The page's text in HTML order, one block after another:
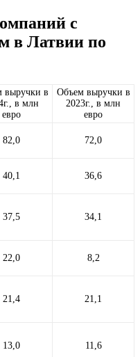
с
в Латвии по
выручки в
в млн
евро
Объем выручки в
2023г., в млн
евро
82,0 72,0
40,1 36,6
37,5 34,1
22,0 8,2
21,4 21,1
13,0 11,6